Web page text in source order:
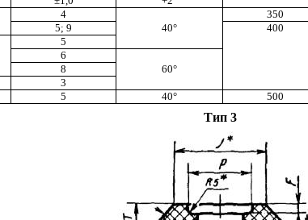
4
40°
350
5; 9 400
5
6
60°
8
3
5 40° 500
Тип3